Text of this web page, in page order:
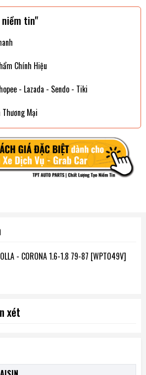
tin"
Chính Hiệu
- Lazada - Sendo - Tiki
Thương Mại
- CORONA 1.6-1.8 79-87 [WPT049V]
xét